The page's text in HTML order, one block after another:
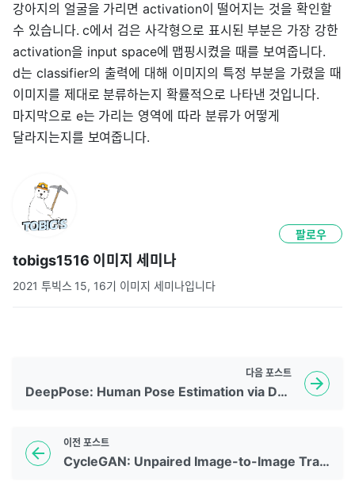
강아지의 얼굴을 가리면 activation이 떨어지는 것을 확인할
수 있습니다. c에서 검은 사각형으로 표시된 부분은 가장 강한
activation을 input space에 맵핑시켰을 때를 보여줍니다.
d는 classifier의 출력에 대해 이미지의 특정 부분을 가렸을 때
이미지를 제대로 분류하는지 확률적으로 나타낸 것입니다.
마지막으로 e는 가리는 영역에 따라 분류가 어떻게
달라지는지를 보여줍니다.
tobigs1516 이미지 세미나
2021 투빅스 15, 16기 이미지 세미나입니다
팔로우
이전 포스트
CycleGAN: Unpaired Image-to-Image Translation using Cycle-Consistent Adversarial Networks
다음 포스트
DeepPose: Human Pose Estimation via Deep Neural Networks